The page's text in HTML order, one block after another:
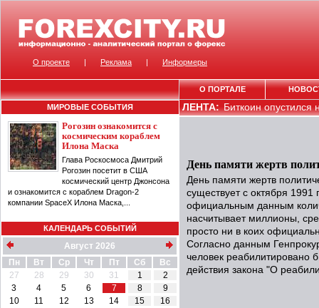
МИРОВЫЕ СОБЫТИЯ
Рогозин ознакомится с
космическим кораблем
Илона Маска
Глава Роскосмоса Дмитрий
Рогозин посетит в США
космический центр Джонсона
и ознакомится с кораблем Dragon-2
компании SpaceX Илона Маска,...
КАЛЕНДАРЬ СОБЫТИЙ
Август 2026
Пн
Вт Ср Чт Пт Сб
Вс
27
28 29 30 31 1
2
3
4 5 6 7 8
9
10
11 12 13 14 15
16
ЛЕНТА:Биткоин опустился
День памяти жертв
День памяти жертв
существует с октября
официальным данным
насчитывает миллионы,
просто ни в коих
Согласно данным
человек реабилитировано
действия закона "О
О проекте | Реклама | Информеры
О ПОРТАЛЕ